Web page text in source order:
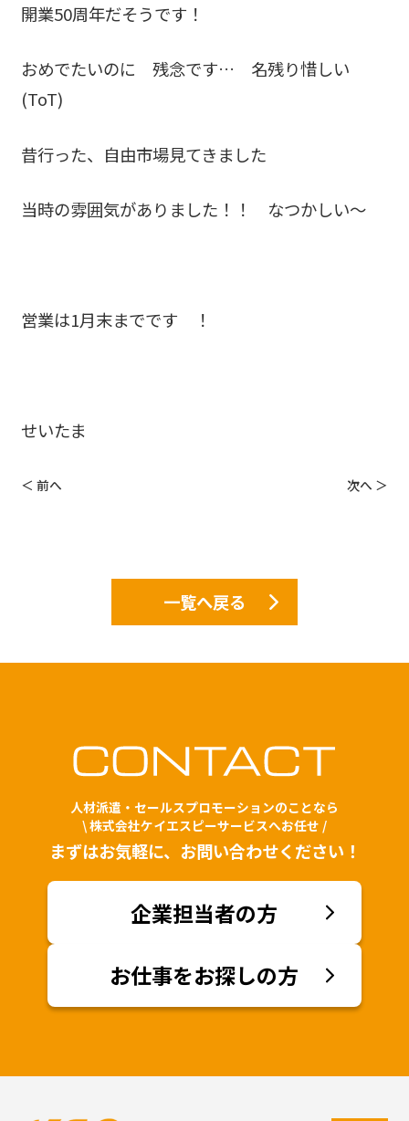
開業50周年だそうです！
おめでたいのに 残念です… 名残り惜しい
(ToT)
昔行った、自由市場見てきました
当時の雰囲気がありました！！ なつかしい〜
営業は1月末までです ！
せいたま
＜ 前へ 次へ ＞
一覧へ戻る
人材派遣・セールスプロモーションのことなら
\ 株式会社ケイエスピーサービスへお任せ /
まずはお気軽に、お問い合わせください！
企業担当者の方
お仕事をお探しの方